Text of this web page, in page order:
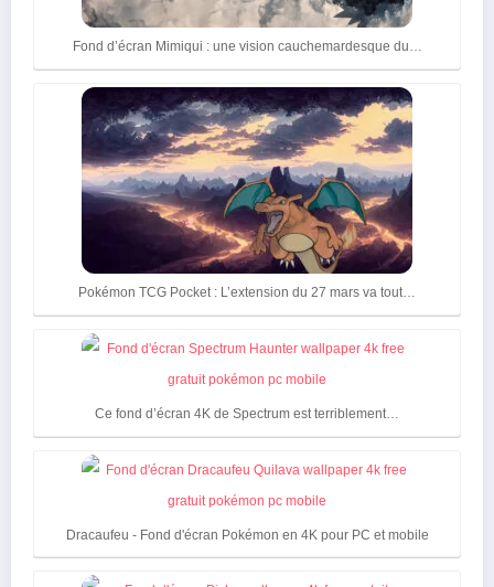
Fond d’écran Mimiqui : une vision cauchemardesque du…
Pokémon TCG Pocket : L’extension du 27 mars va tout…
Ce fond d’écran 4K de Spectrum est terriblement…
Dracaufeu - Fond d'écran Pokémon en 4K pour PC et mobile